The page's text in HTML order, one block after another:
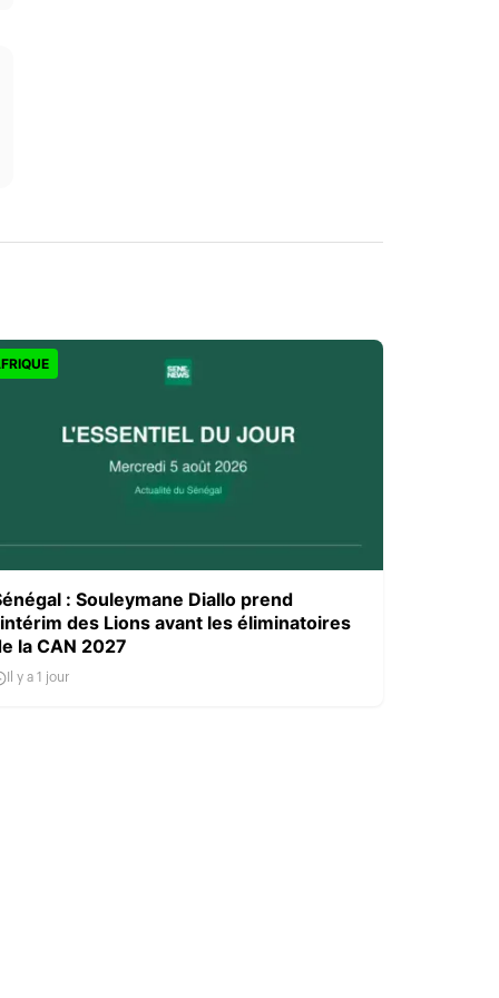
: Souleymane Diallo prend
des Lions avant les éliminatoires
la CAN 2027
Il y a 1 jour